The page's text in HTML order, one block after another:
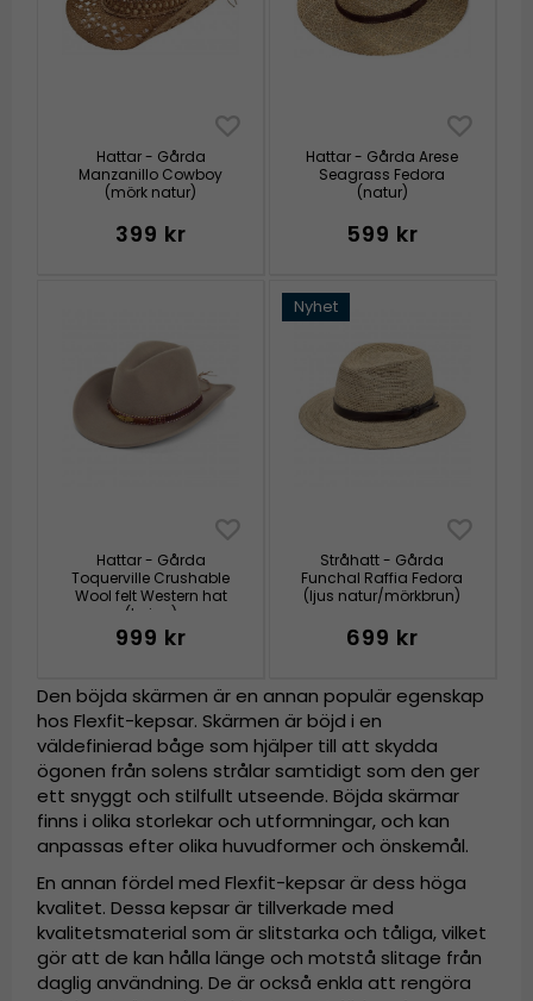
Hattar - Gårda
Manzanillo Cowboy
(mörk natur)
399 kr
Hattar - Gårda Arese
Seagrass Fedora
(natur)
599 kr
Hattar - Gårda
Toquerville Crushable
Wool felt Western hat
(beige)
999 kr
Nyhet
Stråhatt - Gårda
Funchal Raffia Fedora
(ljus natur/mörkbrun)
699 kr
Den böjda skärmen är en annan populär egenskap
hos Flexfit-kepsar. Skärmen är böjd i en
väldefinierad båge som hjälper till att skydda
ögonen från solens strålar samtidigt som den ger
ett snyggt och stilfullt utseende. Böjda skärmar
finns i olika storlekar och utformningar, och kan
anpassas efter olika huvudformer och önskemål.
En annan fördel med Flexfit-kepsar är dess höga
kvalitet. Dessa kepsar är tillverkade med
kvalitetsmaterial som är slitstarka och tåliga, vilket
gör att de kan hålla länge och motstå slitage från
daglig användning. De är också enkla att rengöra